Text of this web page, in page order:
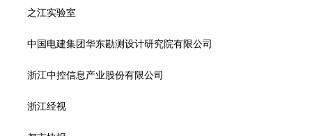
之江实验室
中国电建集团华东勘测设计研究院有限公司
浙江中控信息产业股份有限公司
浙江经视